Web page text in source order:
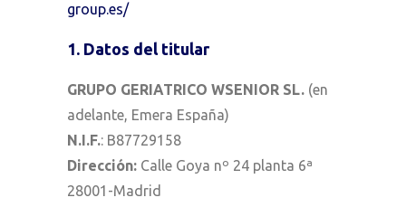
group.es/
1. Datos del titular
GRUPO GERIATRICO WSENIOR SL. (en
adelante, Emera España)
N.I.F.: B87729158
Dirección: Calle Goya nº 24 planta 6ª
28001-Madrid